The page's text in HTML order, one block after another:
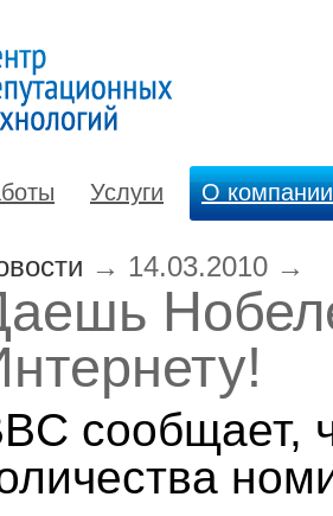
Услуги О компании
→ 14.03.2010 →
сообщает,